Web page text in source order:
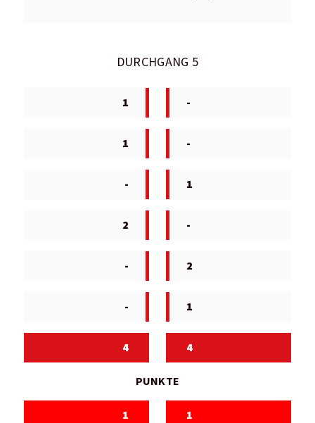
DURCHGANG 5
1 -
1 -
- 1
2 -
- 2
- 1
4 4
PUNKTE
1 1